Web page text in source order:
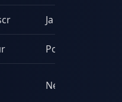
Ja
Port
Nein